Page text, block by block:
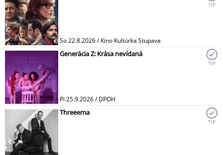
So 22.8.2026 / Kino Kultúrka Stupava
TIP
Generácia Z: Krása nevídaná
Pi 25.9.2026 / DPOH
TIP
Threeema
TIP